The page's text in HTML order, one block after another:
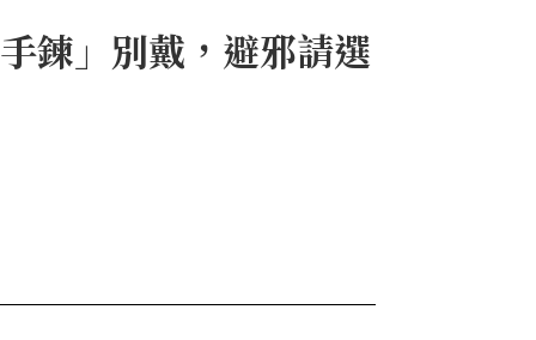
鍊」別戴，避邪請選